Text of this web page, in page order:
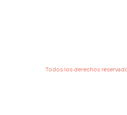
Todos los derechos